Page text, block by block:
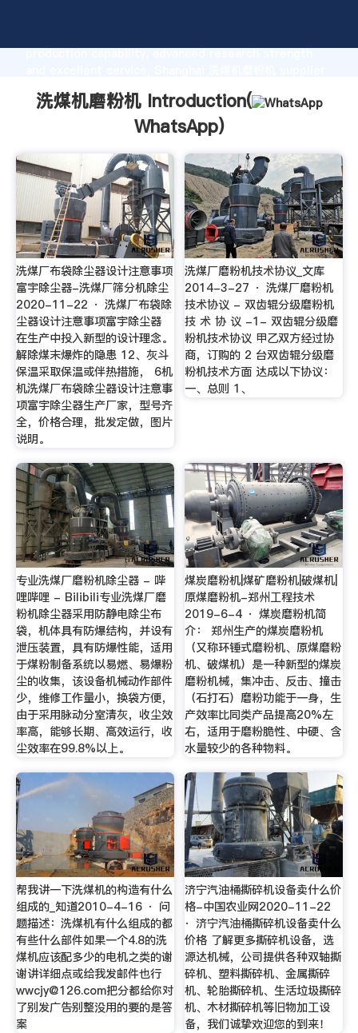
production capability, advanced research strength
洗煤机磨粉机 Introduction(
WhatsApp)
洗煤厂布袋除尘器设计注意事项
富宇除尘器-洗煤厂筛分机除尘
2020-11-22 · 洗煤厂布袋除
尘器设计注意事项富宇除尘器
在生产中投入新型的设计理念。
解除煤末爆炸的隐患 12、灰斗
保温采取保温或伴热措施， 6机
机洗煤厂布袋除尘器设计注意事
项富宇除尘器生产厂家，型号齐
全，价格合理，批发定做，图片
说明。
洗煤厂磨粉机技术协议_文库
2014-3-27 · 洗煤厂磨粉机
技术协议 - 双齿辊分级磨粉机
技 术 协 议 -1- 双齿辊分级磨
粉机技术协议 甲乙双方经过协
商，订购的 2 台双齿辊分级磨
粉机技术方面 达成以下协议：
一、总则 1、
专业洗煤厂磨粉机除尘器 - 哔
哩哔哩 - Bilibili专业洗煤厂磨
粉机除尘器采用防静电除尘布
袋，机体具有防爆结构，并设有
泄压装置，具有防爆性能，适用
于煤粉制备系统以易燃、易爆粉
尘的收集，该设备机械动作部件
少，维修工作量小，换袋方便，
由于采用脉动分室清灰，收尘效
率高，能够长期、高效运行，收
尘效率在99.8%以上。
煤炭磨粉机|煤矿磨粉机|破煤机|
原煤磨粉机-郑州工程技术
2019-6-4 · 煤炭磨粉机简
介： 郑州生产的煤炭磨粉机
（又称环锤式磨粉机、原煤磨粉
机、破煤机）是一种新型的煤炭
磨粉机械，集冲击、反击、撞击
（石打石）磨粉功能于一身，生
产效率比同类产品提高20%左
右，适用于磨粉脆性、中硬、含
水量较少的各种物料。
帮我讲一下洗煤机的构造有什么
组成的_知道2010-4-16 · 问
题描述：洗煤机有什么组成的都
有些什么部件如果一个4.8的洗
煤机应该配多少的电机之类的谢
谢讲详细点或给我发邮件也行
wwcjy@126.com把分都给你对
了别发广告别整没用的要的是答
案
济宁汽油桶撕碎机设备卖什么价
格-中国农业网2020-11-22
· 济宁汽油桶撕碎机设备卖什么
价格 了解更多撕碎机设备，选
源达机械，公司提供各种双轴撕
碎机、塑料撕碎机、金属撕碎
机、轮胎撕碎机、生活垃圾撕碎
机、木材撕碎机等旧物加工设
备，我们诚挚欢迎您的到来！